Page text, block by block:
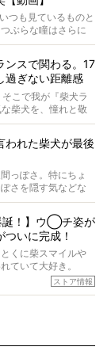
つも見ているものと
ぶらな瞳はさらに
モフモフに見えま
ンスで関わる。17
過ぎない距離感
こで我が『柴犬ラ
柴犬を、憧れと敬
す。 この特集で
暮らすうえで大切
いただきます。今
くん。小さい頃か
きたということで
われた柴犬が最後
っぽさ。特にちょ
さを隠す気などな
当は、中身は人間
誕！】ウ◯チ姿が
いに完成！
くに柴スマイルや
ていて大好き。
はならない愛おしい
ストア情報